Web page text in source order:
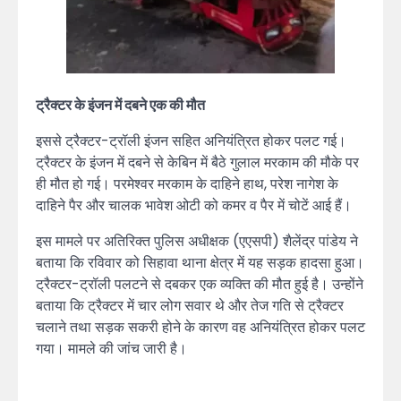
ट्रैक्टर के इंजन में दबने एक की मौत
इससे ट्रैक्टर-ट्रॉली इंजन सहित अनियंत्रित होकर पलट गई।
ट्रैक्टर के इंजन में दबने से केबिन में बैठे गुलाल मरकाम की मौके पर
ही मौत हो गई। परमेश्वर मरकाम के दाहिने हाथ, परेश नागेश के
दाहिने पैर और चालक भावेश ओटी को कमर व पैर में चोटें आई हैं।
इस मामले पर अतिरिक्त पुलिस अधीक्षक (एएसपी) शैलेंद्र पांडेय ने
बताया कि रविवार को सिहावा थाना क्षेत्र में यह सड़क हादसा हुआ।
ट्रैक्टर-ट्रॉली पलटने से दबकर एक व्यक्ति की मौत हुई है। उन्होंने
बताया कि ट्रैक्टर में चार लोग सवार थे और तेज गति से ट्रैक्टर
चलाने तथा सड़क सकरी होने के कारण वह अनियंत्रित होकर पलट
गया। मामले की जांच जारी है।